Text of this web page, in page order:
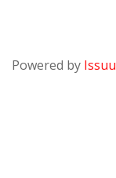
Powered by Issuu